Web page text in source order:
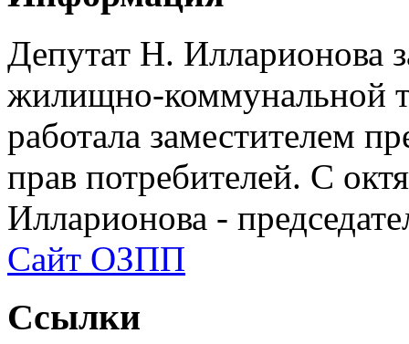
Депутат Н. Илларионова
жилищно-коммунальной
работала заместителем
прав потребителей. С
Илларионова -
Сайт ОЗПП
Ссылки